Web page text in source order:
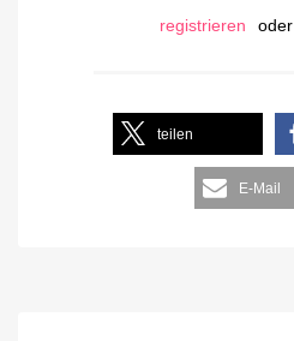
registrieren oder
teilen
E-Mail